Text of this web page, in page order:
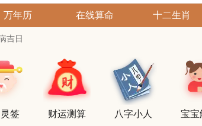
万年历 在线算命 十二生肖
吉日
签 财运测算 八字小人 宝宝